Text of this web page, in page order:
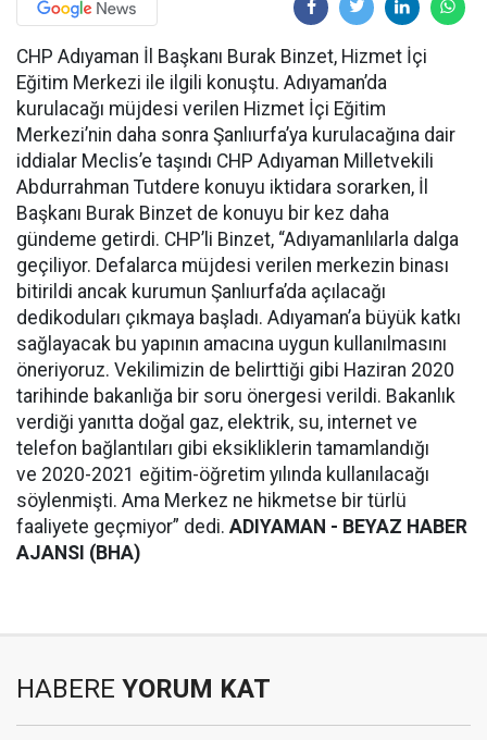
CHP Adıyaman İl Başkanı Burak Binzet, Hizmet İçi
Eğitim Merkezi ile ilgili konuştu. Adıyaman’da
kurulacağı müjdesi verilen Hizmet İçi Eğitim
Merkezi’nin daha sonra Şanlıurfa’ya kurulacağına dair
iddialar Meclis’e taşındı CHP Adıyaman Milletvekili
Abdurrahman Tutdere konuyu iktidara sorarken, İl
Başkanı Burak Binzet de konuyu bir kez daha
gündeme getirdi. CHP’li Binzet, “Adıyamanlılarla dalga
geçiliyor. Defalarca müjdesi verilen merkezin binası
bitirildi ancak kurumun Şanlıurfa’da açılacağı
dedikoduları çıkmaya başladı. Adıyaman’a büyük katkı
sağlayacak bu yapının amacına uygun kullanılmasını
öneriyoruz. Vekilimizin de belirttiği gibi Haziran 2020
tarihinde bakanlığa bir soru önergesi verildi. Bakanlık
verdiği yanıtta doğal gaz, elektrik, su, internet ve
telefon bağlantıları gibi eksikliklerin tamamlandığı
ve 2020-2021 eğitim-öğretim yılında kullanılacağı
söylenmişti. Ama Merkez ne hikmetse bir türlü
faaliyete geçmiyor” dedi. ADIYAMAN - BEYAZ HABER
AJANSI (BHA)
HABERE YORUM KAT